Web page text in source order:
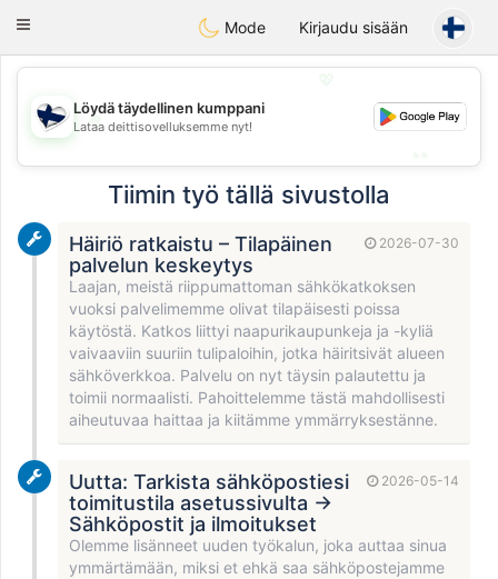
SuomenTreffit
Toggle
Mode Kirjaudu sisään
💖
💕
Löydä täydellinen kumppani
Lataa deittisovelluksemme nyt!
Tiimin työ tällä sivustolla
2026-07-30
Häiriö ratkaistu – Tilapäinen
palvelun keskeytys
Laajan, meistä riippumattoman sähkökatkoksen
vuoksi palvelimemme olivat tilapäisesti poissa
käytöstä. Katkos liittyi naapurikaupunkeja ja -kyliä
vaivaaviin suuriin tulipaloihin, jotka häiritsivät alueen
sähköverkkoa. Palvelu on nyt täysin palautettu ja
toimii normaalisti. Pahoittelemme tästä mahdollisesti
aiheutuvaa haittaa ja kiitämme ymmärryksestänne.
2026-05-14
Uutta: Tarkista sähköpostiesi
toimitustila asetussivulta →
Sähköpostit ja ilmoitukset
Olemme lisänneet uuden työkalun, joka auttaa sinua
ymmärtämään, miksi et ehkä saa sähköpostejamme